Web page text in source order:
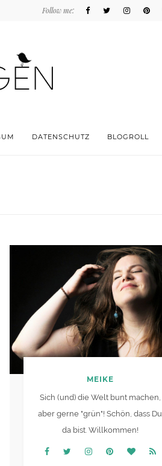
Follow me:
DATENSCHUTZ BLOGROLL
MEIKE
Sich (und) die Welt bunt machen,
aber gerne "grün"! Schön, dass Du
da bist. Willkommen!